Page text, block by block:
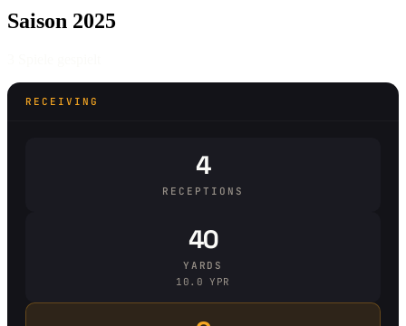
Saison 2025
RECEIVING
4
RECEPTIONS
40
YARDS
10.0 YPR